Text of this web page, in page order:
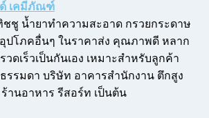
ด์ เคมีภัณฑ์
ชู น้ำยาทำความสะอาด กรวยกระดาษ
ปโภคอื่นๆ ในราคาส่ง คุณภาพดี หลาก
ดเร็วเป็นกันเอง เหมาะสำหรับลูกค้า
รรมดา บริษัท อาคารสำนักงาน ตึกสูง
ร้านอาหาร รีสอร์ท เป็นต้น